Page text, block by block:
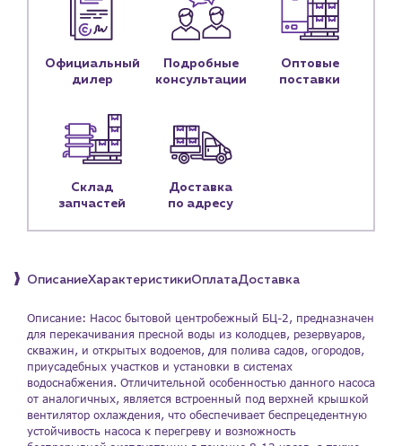
Блог
Личный кабинет
Контактные данные
+7 (918) 070-19-79
г. Краснодар, ул. Российская, 63
Официальный
дилер
Подробные
консультации
Оптовые
поставки
Склад
запчастей
Доставка
по адресу
ОписаниеХарактеристикиОплатаДоставка
Описание: Насос бытовой центробежный БЦ-2, предназначен
для перекачивания пресной воды из колодцев, резервуаров,
скважин, и открытых водоемов, для полива садов, огородов,
приусадебных участков и установки в системах
водоснабжения. Отличительной особенностью данного насоса
от аналогичных, является встроенный под верхней крышкой
вентилятор охлаждения, что обеспечивает беспрецедентную
устойчивость насоса к перегреву и возможность